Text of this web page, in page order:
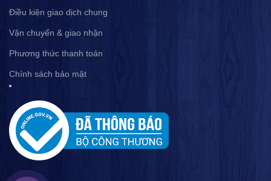
Điều kiện giao dịch chung
Vận chuyển & giao nhận
Phương thức thanh toán
Chính sách bảo mật